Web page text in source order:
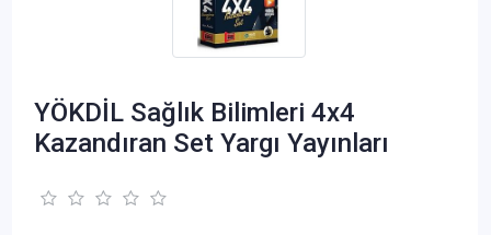
YÖKDİL Sağlık Bilimleri 4x4
Kazandıran Set Yargı Yayınları